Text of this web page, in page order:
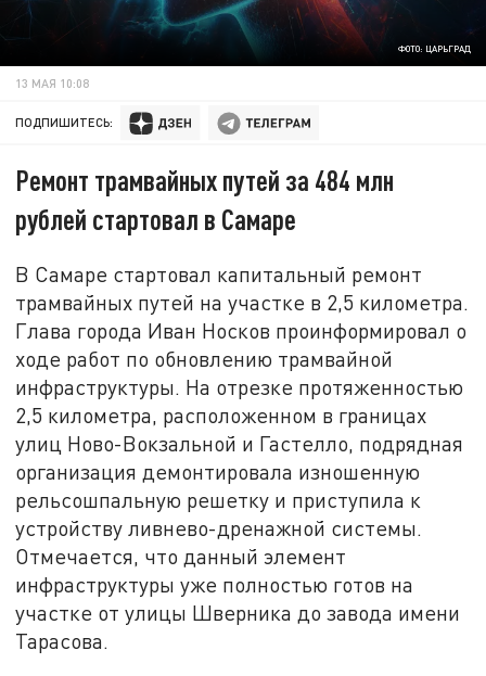
ФОТО: ЦАРЬГРАД
13 МАЯ 10:08
ПОДПИШИТЕСЬ:
Ремонт трамвайных путей за 484 млн
рублей стартовал в Самаре
В Самаре стартовал капитальный ремонт
трамвайных путей на участке в 2,5 километра.
Глава города Иван Носков проинформировал о
ходе работ по обновлению трамвайной
инфраструктуры. На отрезке протяженностью
2,5 километра, расположенном в границах
улиц Ново-Вокзальной и Гастелло, подрядная
организация демонтировала изношенную
рельсошпальную решетку и приступила к
устройству ливнево-дренажной системы.
Отмечается, что данный элемент
инфраструктуры уже полностью готов на
участке от улицы Шверника до завода имени
Тарасова.